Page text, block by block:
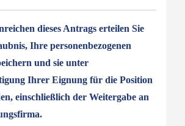
dieses Antrags erteilen Sie
Ihre personenbezogenen
und sie unter
Ihrer Eignung für die Position
einschließlich der Weitergabe an